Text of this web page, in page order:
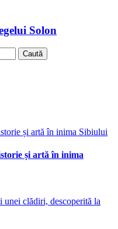
Solon
și artă în inima